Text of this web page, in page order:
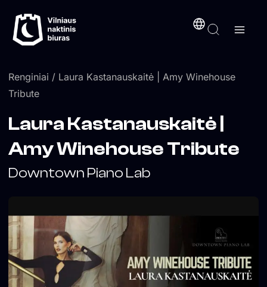
prie
turinio
Renginiai / Laura Kastanauskaitė | Amy Winehouse
Tribute
Laura Kastanauskaitė |
Amy Winehouse Tribute
Downtown Piano Lab